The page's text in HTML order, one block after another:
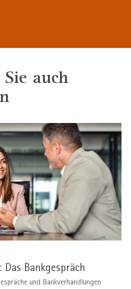
auch
Das Bankgespräch
und Bankverhandlungen